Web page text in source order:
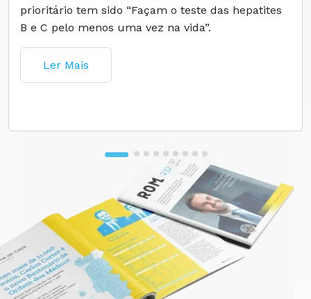
prioritário tem sido “Façam o teste das hepatites
B e C pelo menos uma vez na vida”.
Ler Mais